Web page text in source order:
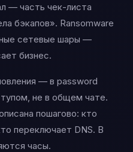
— часть чек-листа
бэкапов». Ransomware
сетевые шары —
бизнес.
— в password
не в общем чате.
пошагово: кто
переключает DNS. В
часы.